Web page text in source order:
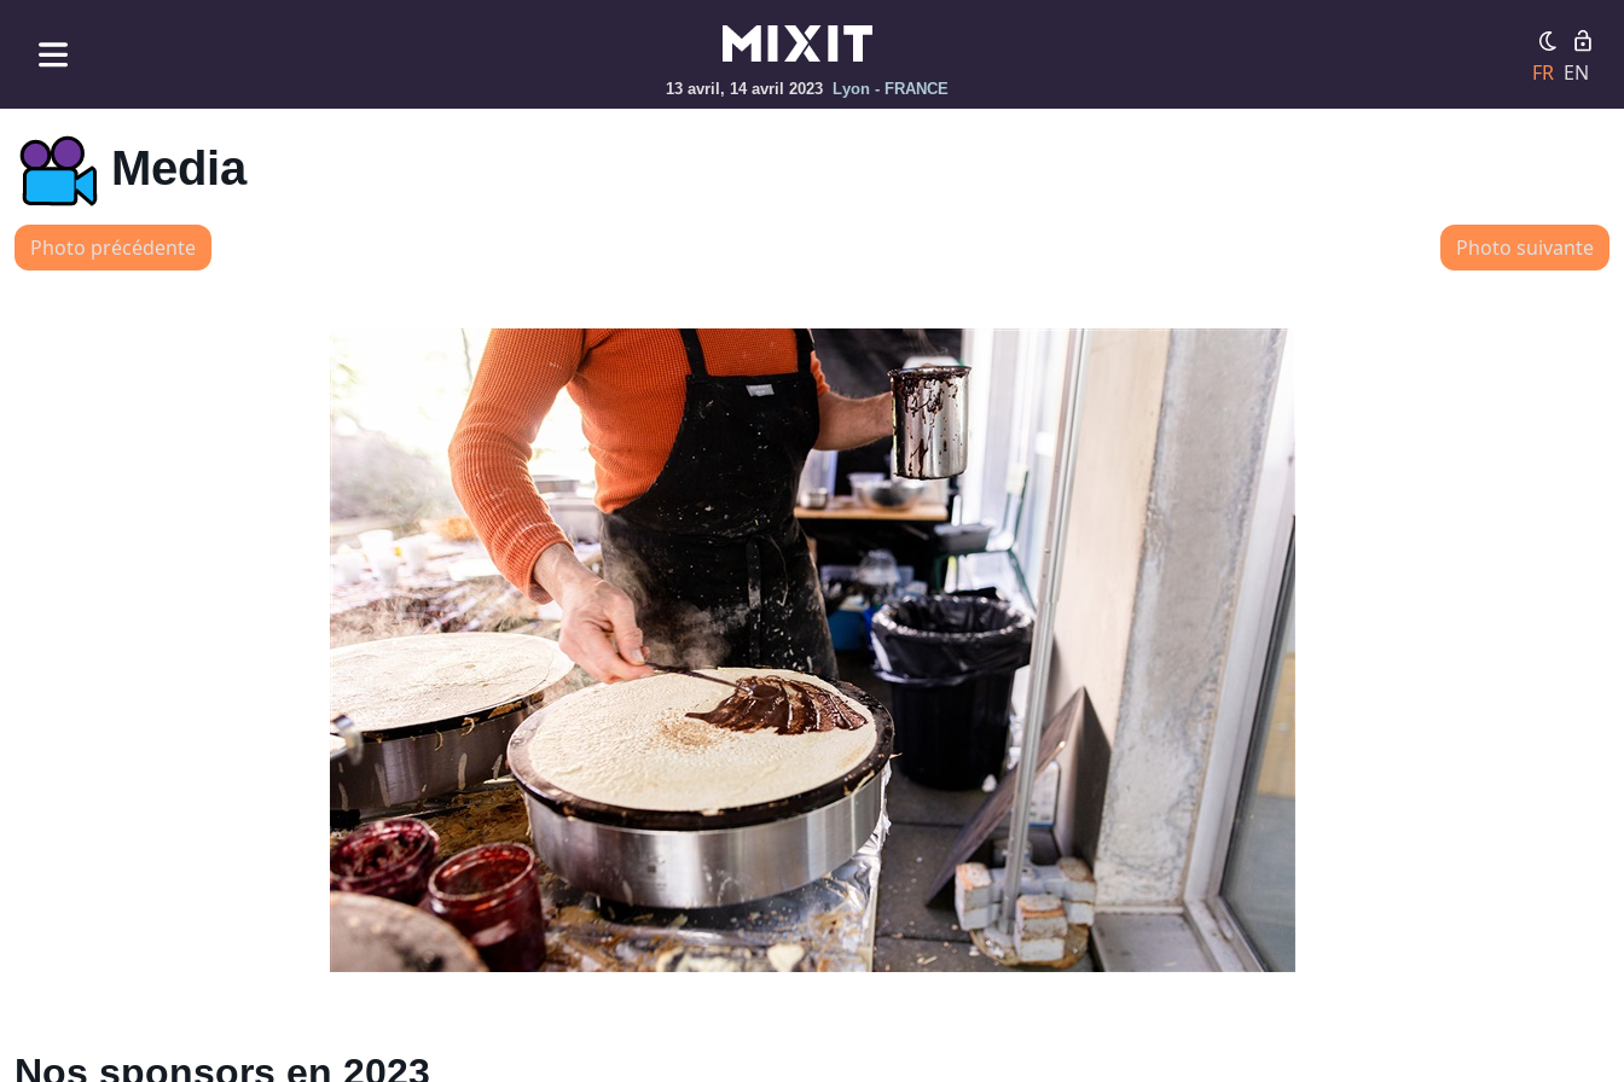
13 avril, 14 avril 2023 Lyon - FRANCE
FR EN
Media
Photo précédente Photo suivante
Nos sponsors en 2023